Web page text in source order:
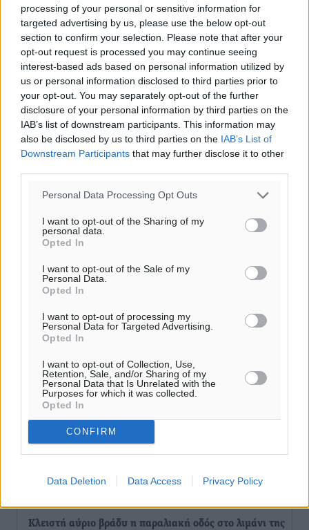
processing of your personal or sensitive information for
targeted advertising by us, please use the below opt-out
section to confirm your selection. Please note that after your
opt-out request is processed you may continue seeing
interest-based ads based on personal information utilized by
us or personal information disclosed to third parties prior to
your opt-out. You may separately opt-out of the further
disclosure of your personal information by third parties on the
IAB’s list of downstream participants. This information may
also be disclosed by us to third parties on the IAB’s List of
Downstream Participants that may further disclose it to other
Personal Data Processing Opt Outs
I want to opt-out of the Sharing of my
personal data.
Opted In
I want to opt-out of the Sale of my
Personal Data.
Opted In
I want to opt-out of processing my
Personal Data for Targeted Advertising.
Opted In
I want to opt-out of Collection, Use,
Retention, Sale, and/or Sharing of my
Personal Data that Is Unrelated with the
Purposes for which it was collected.
Opted In
CONFIRM
Data Deletion Data Access Privacy Policy
Ροή ειδήσεων
Την άρση των εμποδίων για την άμεση λειτουργία του
βρεφονηπιακού σταθμού στην Κάσο, ζητά ο Μάνος
Τοπικές Ειδήσεις• πριν 20 λεπτά
Κλειστή αύριο βράδυ η παραλιακή οδός στο λιμάνι της